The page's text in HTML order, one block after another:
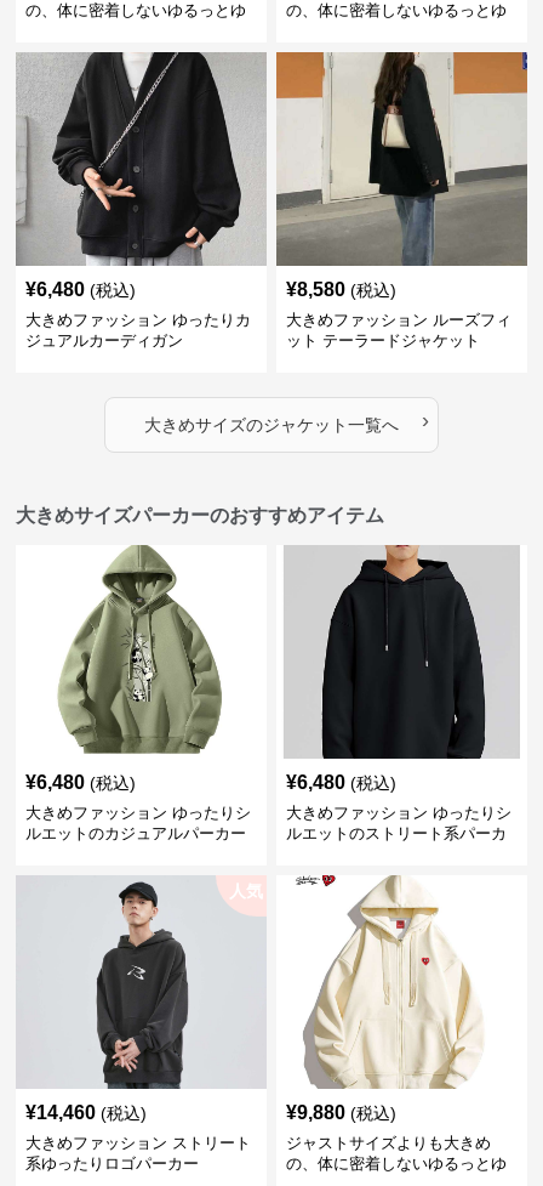
の、体に密着しないゆるっとゆ
ゆったりスポーツバーシティジ
ャケット
の、体に密着しないゆるっとゆ
ゆったりシルエットデニムジャ
ケット
¥6,480 (税込)
大きめファッション ゆったりカ
ジュアルカーディガン
¥8,580 (税込)
大きめファッション ルーズフィ
ット テーラードジャケット
大きめサイズのジャケット一覧へ ›
大きめサイズパーカーのおすすめアイテム
¥6,480 (税込)
大きめファッション ゆったりシ
ルエットのカジュアルパーカー
¥6,480 (税込)
大きめファッション ゆったりシ
ルエットのストリート系パーカ
人気
¥14,460 (税込)
大きめファッション ストリート
系ゆったりロゴパーカー
¥9,880 (税込)
ジャストサイズよりも大きめ
の、体に密着しないゆるっとゆ